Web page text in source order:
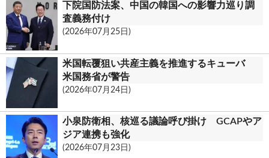
下院国防法案、中国の韓国への影響力巡り調
査義務付け
(2026年07月25日)
米国転覆狙い共産主義を推進するキューバ
米国務省が警告
(2026年07月24日)
小泉防衛相、核巡る議論呼び掛け GCAPやア
ジア連携も強化
(2026年07月23日)